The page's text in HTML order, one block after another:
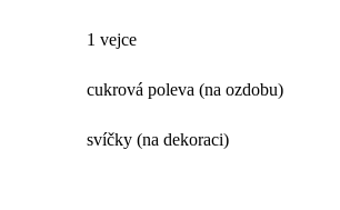
1 vejce
cukrová poleva (na ozdobu)
svíčky (na dekoraci)